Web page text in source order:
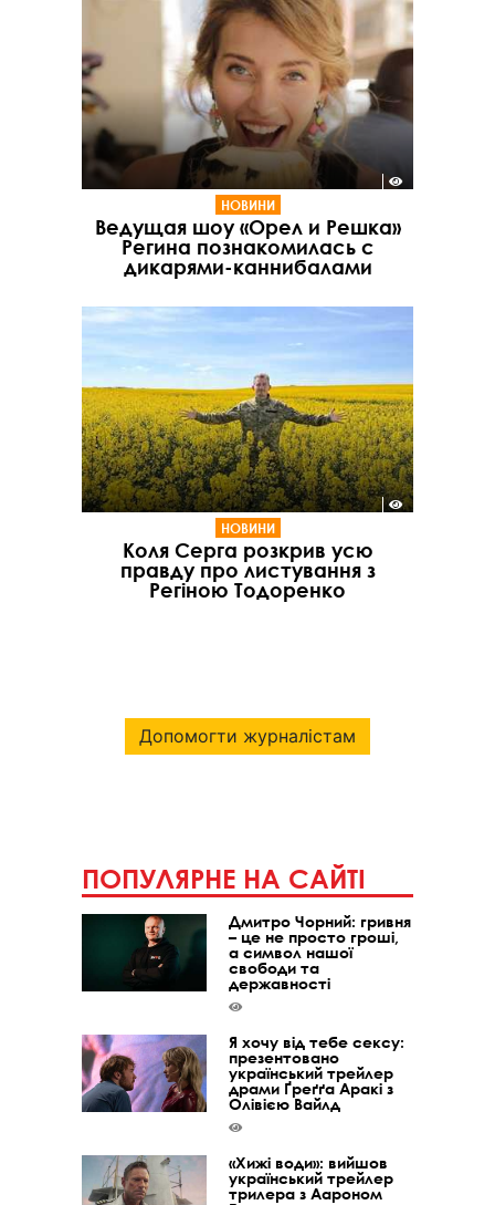
НОВИНИ
Ведущая шоу «Орел и Решка»
Регина познакомилась с
дикарями-каннибалами
НОВИНИ
Коля Серга розкрив усю
правду про листування з
Регіною Тодоренко
Допомогти журналістам
ПОПУЛЯРНЕ НА САЙТІ
Дмитро Чорний: гривня
– це не просто гроші,
а символ нашої
свободи та
державності
Я хочу від тебе сексу:
презентовано
український трейлер
драми Ґреґґа Аракі з
Олівією Вайлд
«Хижі води»: вийшов
український трейлер
трилера з Аароном